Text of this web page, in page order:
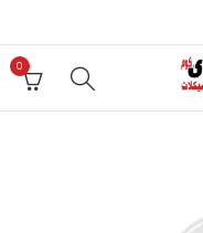
0